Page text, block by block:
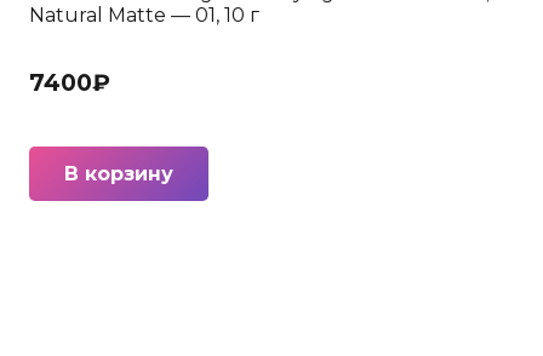
Natural Matte — 01, 10 г
7400₽
В корзину